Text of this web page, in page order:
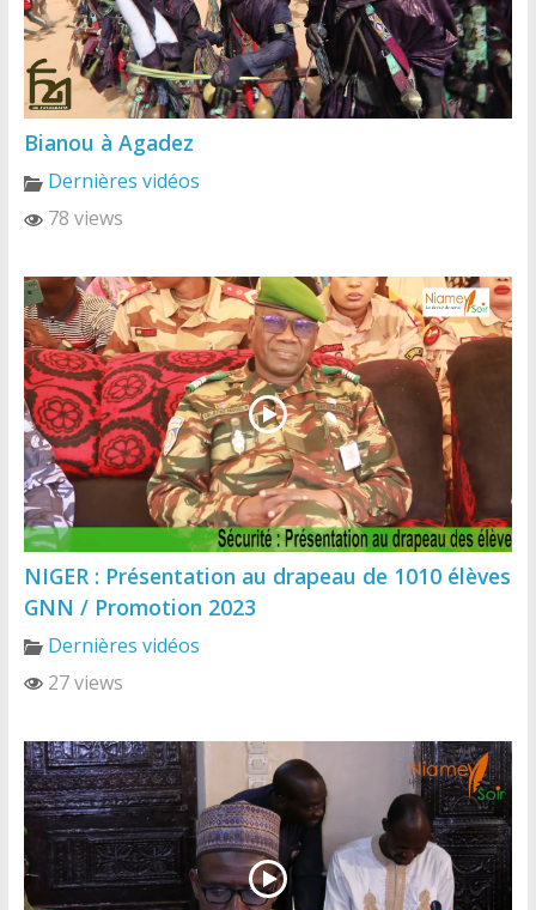
Bianou à Agadez
Dernières vidéos
78 views
NIGER : Présentation au drapeau de 1010 élèves
GNN / Promotion 2023
Dernières vidéos
27 views